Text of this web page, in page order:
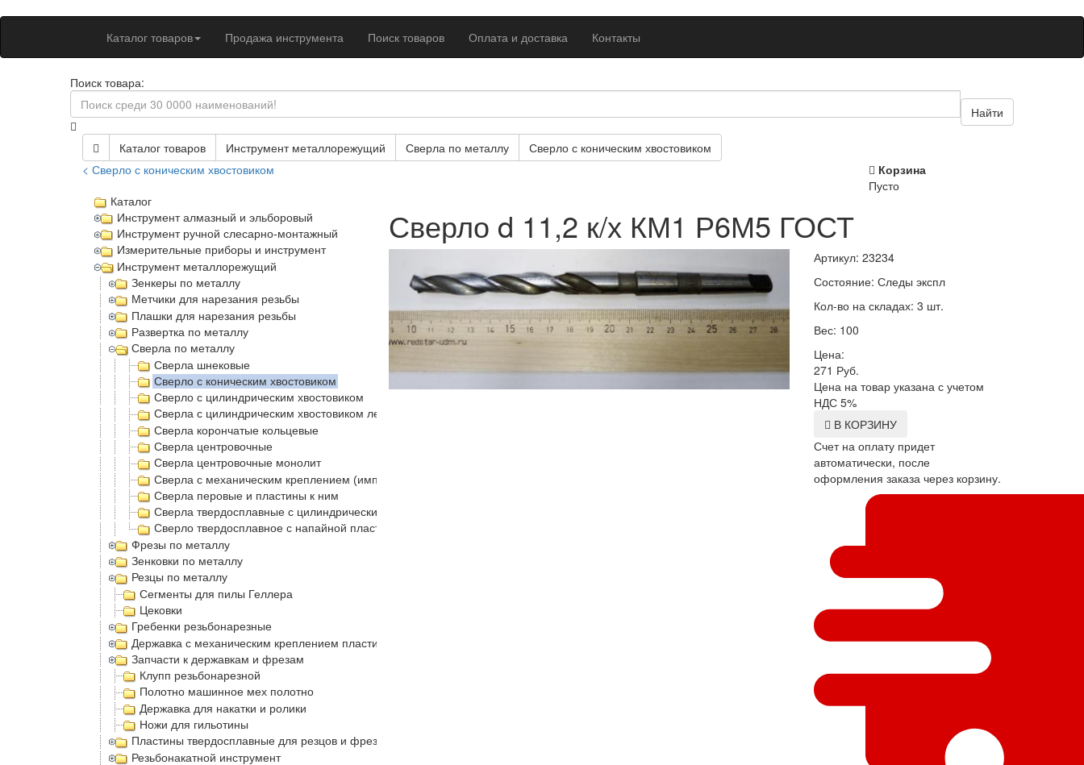
Каталог товаров Продажа инструмента Поиск товаров Оплата и доставка Контакты
Поиск товара:
Найти
Каталог товаров Инструмент металлорежущий Сверла по металлу
Сверло с коническим хвостовиком
< Сверло с коническим хвостовиком
Корзина
Пусто
Каталог
Инструмент алмазный и эльборовый
Инструмент ручной слесарно-монтажный
Измерительные приборы и инструмент
Инструмент металлорежущий
Зенкеры по металлу
Метчики для нарезания резьбы
Плашки для нарезания резьбы
Развертка по металлу
Сверла по металлу
Сверла шнековые
Сверло с коническим хвостовиком
Сверло с цилиндрическим хвостовиком
Сверла с цилиндрическим хвостовиком левые
Сверла корончатые кольцевые
Сверла центровочные
Сверла центровочные монолит
Сверла с механическим креплением (импорт)
Сверла перовые и пластины к ним
Сверла твердосплавные с цилиндрическим хвостовиком
Сверло твердосплавное с напайной пластиной
Фрезы по металлу
Зенковки по металлу
Резцы по металлу
Сегменты для пилы Геллера
Цековки
Гребенки резьбонарезные
Державка с механическим креплением пластин
Запчасти к державкам и фрезам
Клупп резьбонарезной
Полотно машинное мех полотно
Державка для накатки и ролики
Ножи для гильотины
Пластины твердосплавные для резцов и фрез
Резьбонакатной инструмент
Сверло d 11,2 к/х КМ1 Р6М5 ГОСТ
Артикул: 23234
Состояние: Следы экспл
Кол-во на складах: 3 шт.
Вес: 100
Цена:
271 Руб.
Цена на товар указана с учетом
НДС 5%
В КОРЗИНУ
Счет на оплату придет
автоматически, после
оформления заказа через корзину.